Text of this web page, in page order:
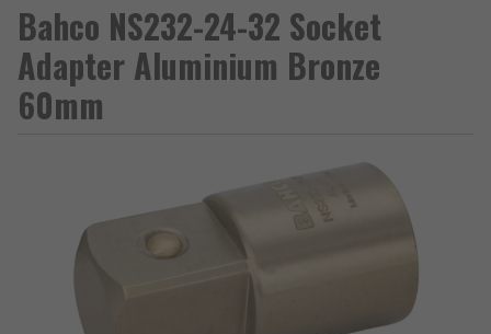
Bahco NS232-24-32 Socket
Adapter Aluminium Bronze
60mm